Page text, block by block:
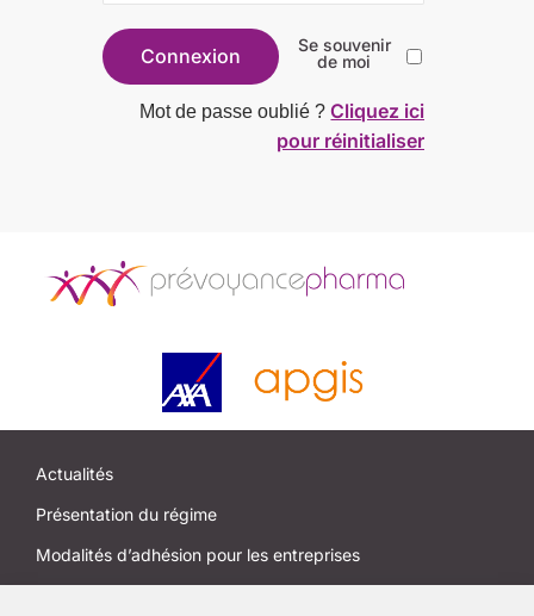
Se souvenir
de moi
Mot de passe oublié ?Cliquez ici
pour réinitialiser
Actualités
Présentation du régime
Modalités d’adhésion pour les entreprises